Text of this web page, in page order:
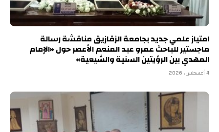
امتياز علمي جديد بجامعة الزقازيق مناقشة رسالة
ماجستير للباحث عمرو عبد المنعم الأعصر حول «الإمام
المهدي بين الرؤيتين السنية والشيعية»
4 أغسطس، 2026